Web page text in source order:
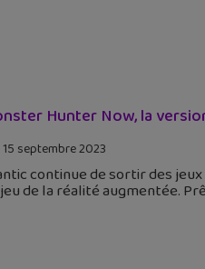
Hunter Now, la
15 septembre 2023
continue de sortir des
de la réalité augmentée.